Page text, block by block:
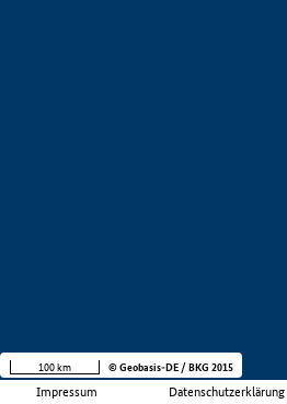
Impressum Datenschutzerklärung
100 km © Geobasis-DE / BKG 2015